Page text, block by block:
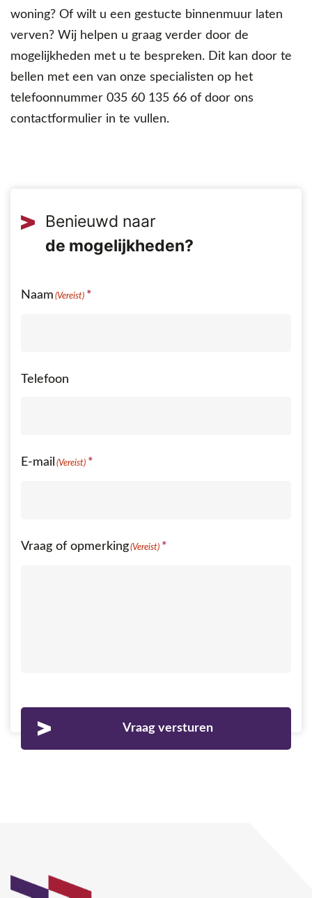
woning? Of wilt u een gestucte binnenmuur laten
verven? Wij helpen u graag verder door de
mogelijkheden met u te bespreken. Dit kan door te
bellen met een van onze specialisten op het
telefoonnummer 035 60 135 66 of door ons
contactformulier in te vullen.
Benieuwd naar
Naam (Vereist)
Telefoon
E-mail (Vereist)
Vraag of opmerking(Vereist)